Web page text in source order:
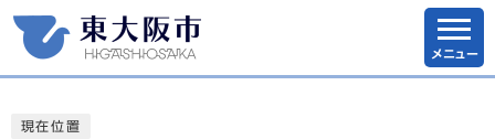
メニュー
現在位置